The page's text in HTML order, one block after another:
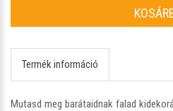
Termék információ
Mutasd meg barátaidnak falad